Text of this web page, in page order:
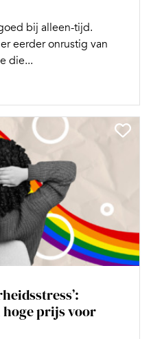
bij alleen-tijd.
eerder onrustig van
die...
hoge prijs voor